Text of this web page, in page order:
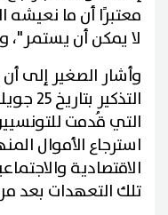
معتبرًا أن ما نعيشه
لا يمكن أن
وأشار الصغير إلى
التي قُدمت
استرجاع الأموال
الاقتصادية
تلك التعهدات بعد مرور 5